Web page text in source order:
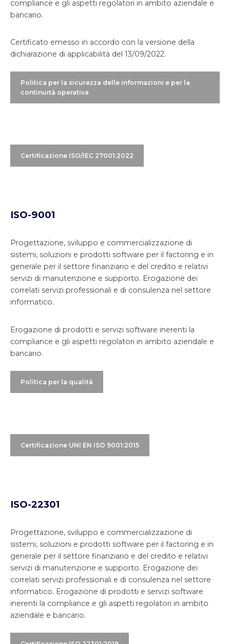
del regulatory reporting localizzato e globale.
compliance e gli aspetti regolatori in ambito aziendale e
bancario.
Certificato emesso in accordo con la versione della
dichiarazione di applicabilità del 13/09/2022.
Politica per la sicurezza delle informazioni e per la
continuità operativa
Certificazione ISO/IEC 27001:2022
ISO-9001
Progettazione, sviluppo e commercializzazione di
sistemi, soluzioni e prodotti software per il factoring e in
generale per il settore finanziario e del credito e relativi
servizi di manutenzione e supporto. Erogazione dei
correlati servizi professionali e di consulenza nel settore
informatico.
Erogazione di prodotti e servizi software inerenti la
compliance e gli aspetti regolatori in ambito aziendale e
bancario.
Politica per la qualità
Certificazione UNI EN ISO 9001:2015
ISO-22301
Progettazione, sviluppo e commercializzazione di
sistemi, soluzioni e prodotti software per il factoring e in
generale per il settore finanziario e del credito e relativi
servizi di manutenzione e supporto. Erogazione dei
correlati servizi professionali e di consulenza nel settore
informatico. Erogazione di prodotti e servizi software
inerenti la compliance e gli aspetti regolatori in ambito
aziendale e bancario.